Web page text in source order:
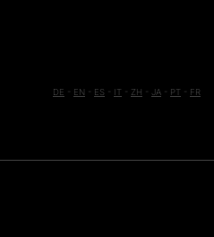
DE EN ES IT ZH JA PT FR